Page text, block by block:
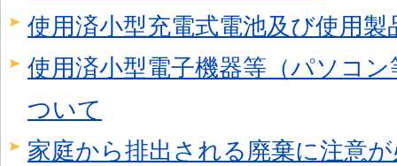
使用済小型充電式電池及び使用
使用済小型電子機器等（パソコ
ついて
家庭から排出される廃棄に注意